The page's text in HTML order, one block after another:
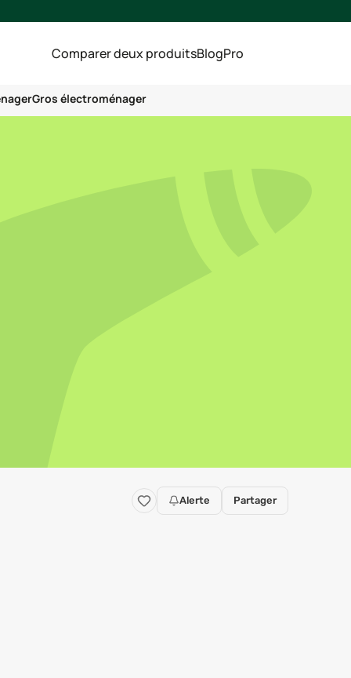
Comparer deux produitsBlogPro
Gros électroménager
Alerte Partager